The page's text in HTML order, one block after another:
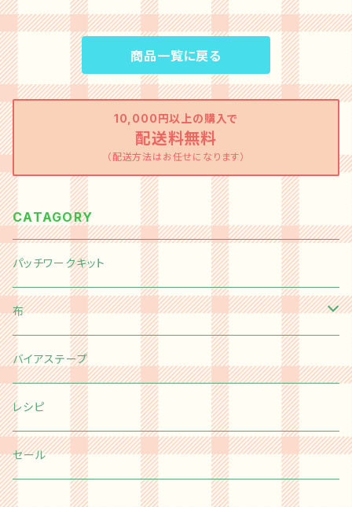
商品一覧に戻る
10,000円以上の購入で
配送料無料
（配送方法はお任せになります）
CATAGORY
パッチワークキット
布
切り売り
Happy message 30's
moda
Kei Fabric
カットクロス
Happy message 30's
moda
チャームパック
ミニチャームパック
バイアステープ
レシピ
セール